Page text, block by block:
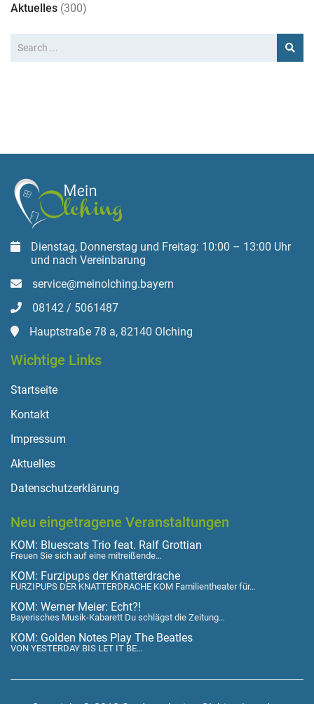
Aktuelles (300)
Dienstag, Donnerstag und Freitag: 10:00 – 13:00 Uhr
und nach Vereinbarung
service@meinolching.bayern
08142 / 5061487
Hauptstraße 78 a, 82140 Olching
Wichtige Links
Startseite
Kontakt
Impressum
Aktuelles
Datenschutzerklärung
Neu eingetragene Veranstaltungen
KOM: Bluescats Trio feat. Ralf Grottian
Freuen Sie sich auf eine mitreißende…
KOM: Furzipups der Knatterdrache
FURZIPUPS DER KNATTERDRACHE KOM Familientheater für…
KOM: Werner Meier: Echt?!
Bayerisches Musik-Kabarett Du schlägst die Zeitung…
KOM: Golden Notes Play The Beatles
VON YESTERDAY BIS LET IT BE…